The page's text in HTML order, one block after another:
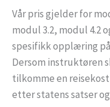
Vår pris gjelder for
modul 3.2, modul 4.2
spesifikk opplæring på
Dersom instruktøren
tilkomme en
etter statens satser